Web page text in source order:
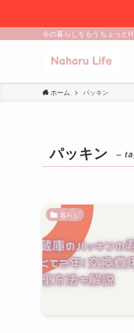
今の暮らしをもうちょっと
ホーム パッキン
パッキン –
暮らし